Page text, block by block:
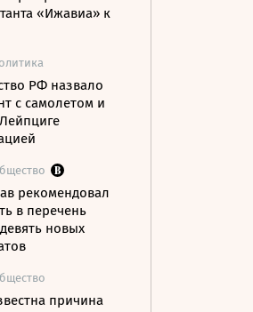
«Ижавиа» к
РФ назвало
с самолетом и
рекомендовал
в перечень
новых
причина